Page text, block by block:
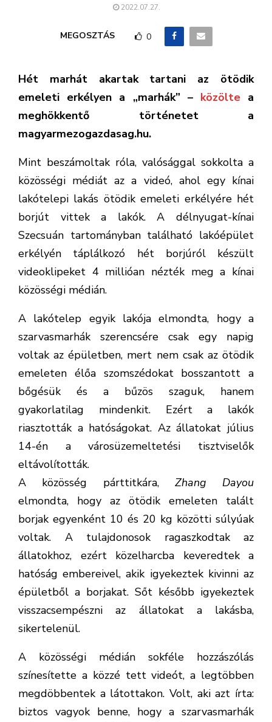
2022.07.27.
MEGOSZTÁS 0
Hét marhát akartak tartani az ötödik
emeleti erkélyen a „marhák” – közöltea
meghökkentő történetet a
magyarmezogazdasag.hu.
Mint beszámoltak róla, valósággal sokkolta a
közösségi médiát az a videó, ahol egy kínai
lakótelepi lakás ötödik emeleti erkélyére hét
borjút vittek a lakók. A délnyugat-kínai
Szecsuán tartományban található lakóépület
erkélyén táplálkozó hét borjúról készült
videoklipeket 4 millióan nézték meg a kínai
közösségi médián.
A lakótelep egyik lakója elmondta, hogy a
szarvasmarhák szerencsére csak egy napig
voltak az épületben, mert nem csak az ötödik
emeleten élőa szomszédokat bosszantott a
bőgésük és a bűzös szaguk, hanem
gyakorlatilag mindenkit. Ezért a lakók
riasztották a hatóságokat. Az állatokat július
14-én a városüzemeltetési tisztviselők
eltávolították.
A közösség párttitkára, Zhang Dayou
elmondta, hogy az ötödik emeleten talált
borjak egyenként 10 és 20 kg közötti súlyúak
voltak. A tulajdonosok ragaszkodtak az
állatokhoz, ezért közelharcba keveredtek a
hatóság embereivel, akik igyekeztek kivinni az
épületből a borjakat. Sőt később igyekeztek
visszacsempészni az állatokat a lakásba,
sikertelenül.
A közösségi médián sokféle hozzászólás
színesítette a közzé tett videót, a legtöbben
megdöbbentek a látottakon. Volt, aki azt írta:
biztos vagyok benne, hogy a szarvasmarhák